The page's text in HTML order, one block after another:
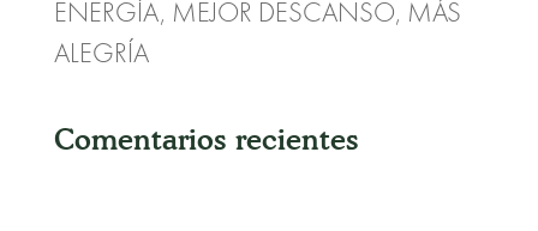
ENERGÍA, MEJOR DESCANSO, MÁS
ALEGRÍA
Comentarios recientes